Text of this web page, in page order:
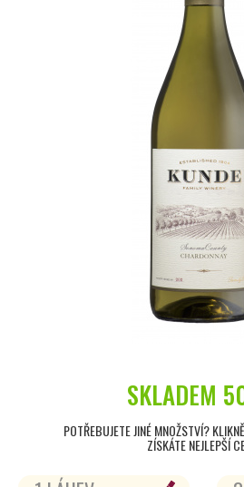
SKLADEM
POTŘEBUJETE JINÉ MNOŽSTVÍ?
ZÍSKÁTE NEJLEPŠÍ